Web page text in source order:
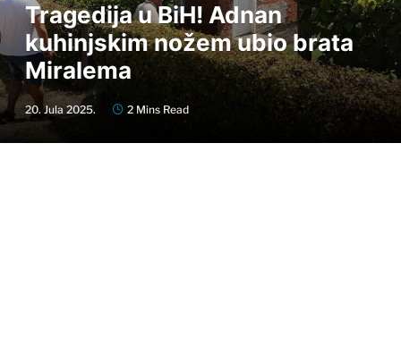
Tragedija u BiH! Adnan
kuhinjskim nožem ubio brata
Miralema
20. Jula 2025. 2 Mins Read